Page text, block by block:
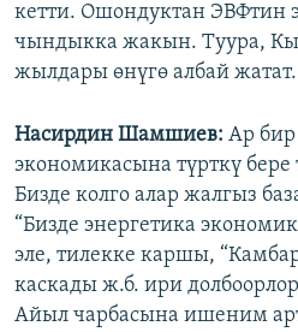
кетти. Ошондуктан ЭВФтин
чындыкка жакын. Туура,
жылдары өнүгө албай жатат.
Насирдин Шамшиев: Ар
экономикасына түрткү бере
Бизде колго алар жалгыз
“Бизде энергетика
эле, тилекке каршы,
каскады ж.б. ири
Айыл чарбасына ишеним